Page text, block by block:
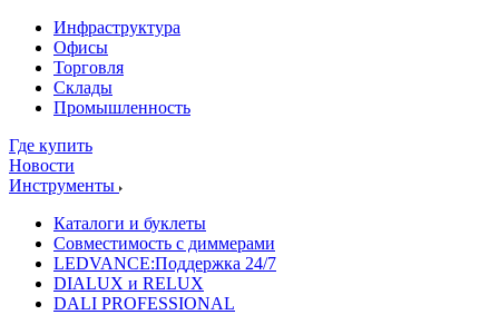
Инфраструктура
Офисы
Торговля
Склады
Промышленность
Где купить
Новости
Инструменты
Каталоги и буклеты
Совместимость с диммерами
LEDVANCE:Поддержка 24/7
DIALUX и RELUX
DALI PROFESSIONAL